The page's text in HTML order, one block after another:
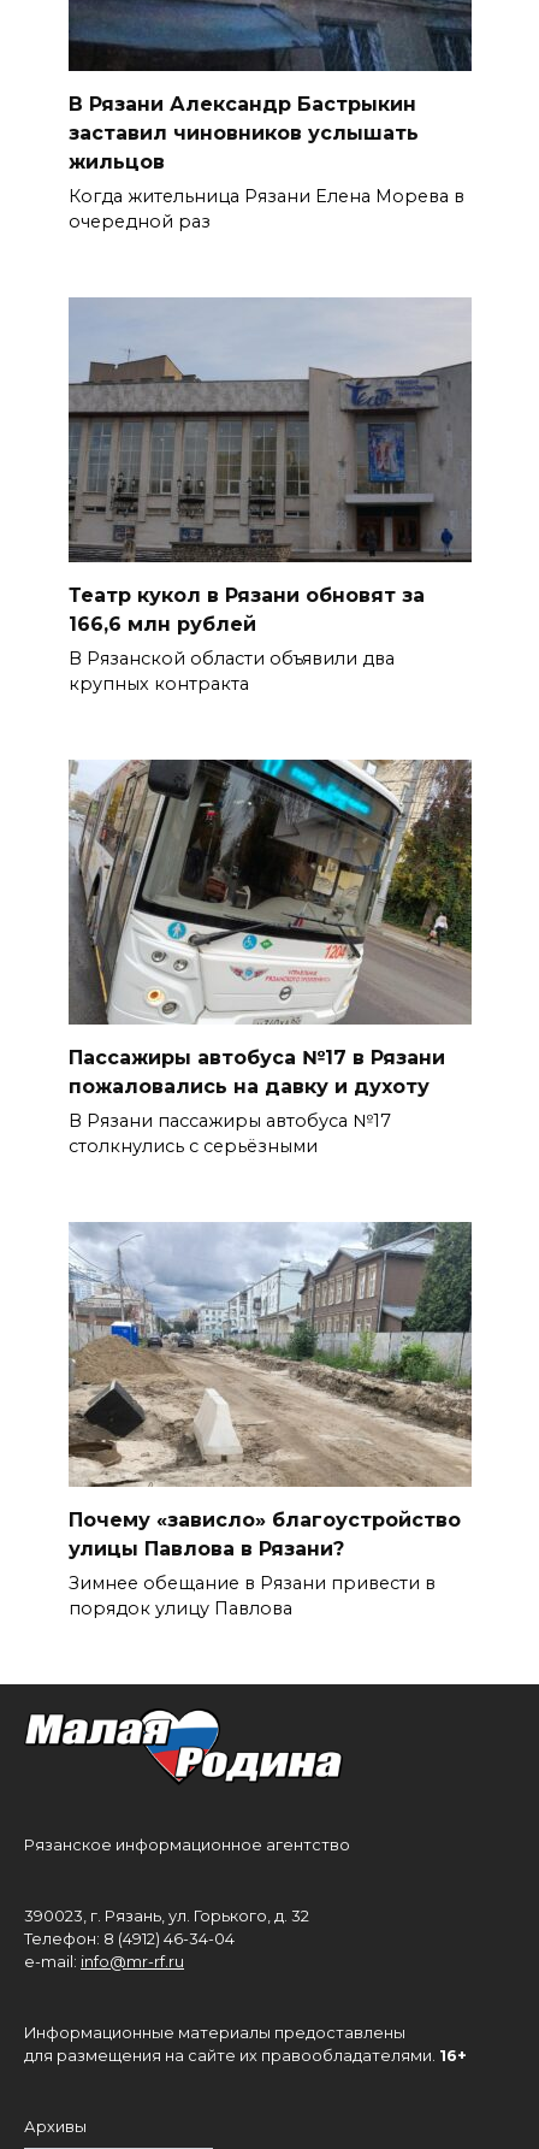
В Рязани Александр Бастрыкин
заставил чиновников услышать
жильцов
Когда жительница Рязани Елена Морева в
очередной раз
Театр кукол в Рязани обновят за
166,6 млн рублей
В Рязанской области объявили два
крупных контракта
Пассажиры автобуса №17 в Рязани
пожаловались на давку и духоту
В Рязани пассажиры автобуса №17
столкнулись с серьёзными
Почему «зависло» благоустройство
улицы Павлова в Рязани?
Зимнее обещание в Рязани привести в
порядок улицу Павлова
Рязанское информационное агентство
390023, г. Рязань, ул. Горького, д. 32
Телефон: 8 (4912) 46-34-04
e-mail: info@mr-rf.ru
Информационные материалы предоставлены
для размещения на сайте их правообладателями. 16+
Архивы